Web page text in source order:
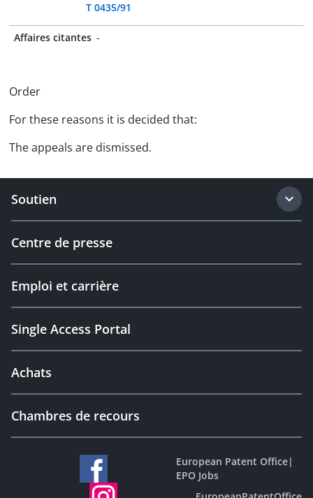
T 0435/91
Affaires citantes -
Order
For these reasons it is decided that:
The appeals are dismissed.
Soutien
Centre de presse
Emploi et carrière
Single Access Portal
Achats
Chambres de recours
European Patent Office|
EPO Jobs